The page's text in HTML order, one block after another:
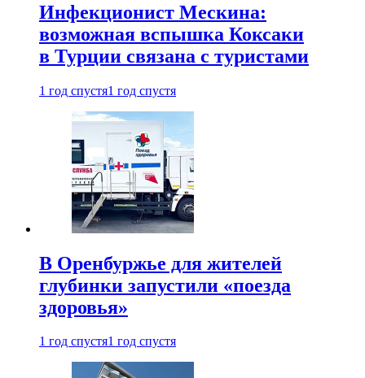
Инфекционист Мескина:
возможная вспышка Коксаки
в Турции связана с туристами
1 год спустя1 год спустя
В Оренбуржье для жителей
глубинки запустили «поезда
здоровья»
1 год спустя1 год спустя